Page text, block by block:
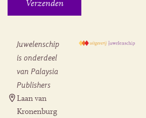
Juwelenschip
is onderdeel
van Palaysia
Publishers
Laan van
Kronenburg